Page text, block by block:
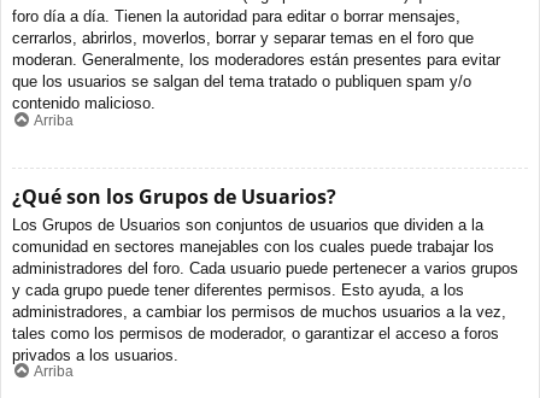
foro día a día. Tienen la autoridad para editar o borrar mensajes,
cerrarlos, abrirlos, moverlos, borrar y separar temas en el foro que
moderan. Generalmente, los moderadores están presentes para evitar
que los usuarios se salgan del tema tratado o publiquen spam y/o
contenido malicioso.
Arriba
¿Qué son los Grupos de Usuarios?
Los Grupos de Usuarios son conjuntos de usuarios que dividen a la
comunidad en sectores manejables con los cuales puede trabajar los
administradores del foro. Cada usuario puede pertenecer a varios grupos
y cada grupo puede tener diferentes permisos. Esto ayuda, a los
administradores, a cambiar los permisos de muchos usuarios a la vez,
tales como los permisos de moderador, o garantizar el acceso a foros
privados a los usuarios.
Arriba